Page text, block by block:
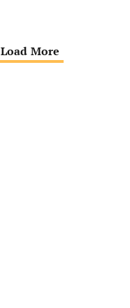
Load More